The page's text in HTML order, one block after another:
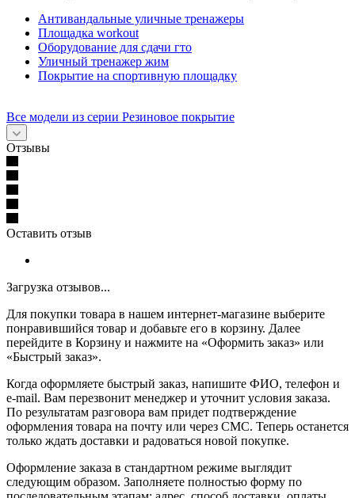
Антивандальные уличные тренажеры
Площадка workout
Оборудование для сдачи гто
Уличный тренажер жим
Покрытие на спортивную площадку
Все модели из серии Резиновое покрытие
Отзывы
Оставить отзыв
Загрузка отзывов...
Для покупки товара в нашем интернет-магазине выберите
понравившийся товар и добавьте его в корзину. Далее
перейдите в Корзину и нажмите на «Оформить заказ» или
«Быстрый заказ».
Когда оформляете быстрый заказ, напишите ФИО, телефон и
e-mail. Вам перезвонит менеджер и уточнит условия заказа.
По результатам разговора вам придет подтверждение
оформления товара на почту или через СМС. Теперь останется
только ждать доставки и радоваться новой покупке.
Оформление заказа в стандартном режиме выглядит
следующим образом. Заполняете полностью форму по